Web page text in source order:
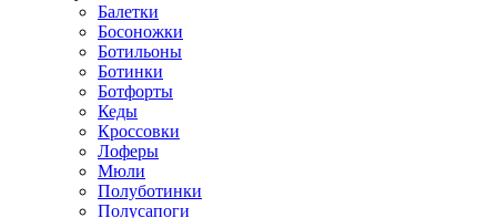
Балетки
Босоножки
Ботильоны
Ботинки
Ботфорты
Кеды
Кроссовки
Лоферы
Мюли
Полуботинки
Полусапоги